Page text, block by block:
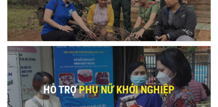
HỖ TRỢPHỤ NỮ KHỞI NGHIỆP